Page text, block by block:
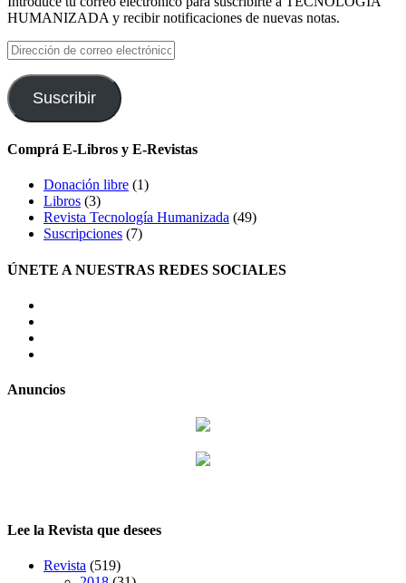
HUMANIZADA y recibir notificaciones de nuevas notas.
Dirección
de
correo
electrónico
Suscribir
Comprá E-Libros y E-Revistas
Donación libre (1)
Libros (3)
Revista Tecnología Humanizada (49)
Suscripciones (7)
ÚNETE A NUESTRAS REDES SOCIALES
Anuncios
Lee la Revista que desees
Revista (519)